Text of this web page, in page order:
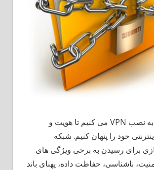
همه ما اقدام به نصب VPN می کنیم تا هویت و
خود را پنهان کنیم. شبکه
برای رسیدن به برخی ویژگی های
ناشناسی، حفاظت داده، پهنای باند